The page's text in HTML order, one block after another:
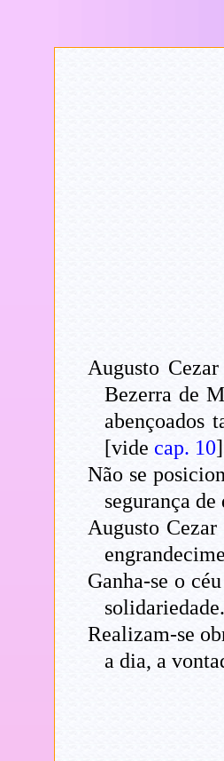
Augusto
Bezerra de
abençoados
[vide cap. 10]
Não se
segurança
Augusto
Ganha-se o
solidariedade.
Realizam-se
a dia, a